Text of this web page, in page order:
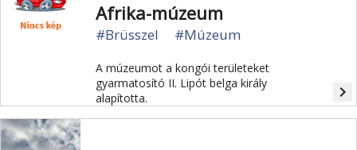
Afrika-múzeum
#Brüsszel #Múzeum
A múzeumot a kongói területeket
gyarmatosító II. Lipót belga király
alapította.
navigate_next